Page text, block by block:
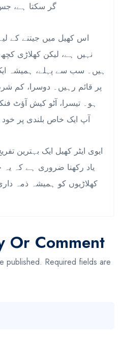
گر سکتا ہے،
اس کھیل میں جیتنے کے
نہیں ہے، لیکن کھلاڑی
ہیں۔ سب سے پہلے، ہمیشہ
پر قائم رہیں۔ دوسرا، کم
ہو۔ تیسرا، آٹو کیش آؤٹ
آپ ایک خاص بلندی پر
ایوی ایٹر کھیل ایک بہترین
یاد رکھنا ضروری ہے کہ
کھلاڑیوں کو ہمیشہ ذمہ
Or Comment
published. Required fields are